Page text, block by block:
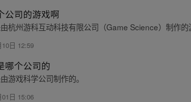
公司的游戏啊
杭州游科互动科技有限公司（Game Science）制作的
10日 12:59
哪个公司的
游戏科学公司制作的。
01日 15:06